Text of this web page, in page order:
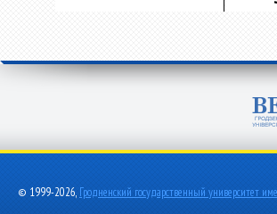
© 1999-2026, Гродненский государственный университет